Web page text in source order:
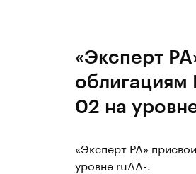
«Эксперт
02 на
«Эксперт РА»
уровне ruAA-.